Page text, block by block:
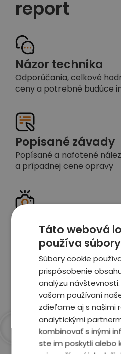
report
Názor technika
Odporúčania, celkové
ceny a potrebné budúce
Popísané závady
Popísané a nafotené
a prípadnej cene opravy
Celé auto z exteriéru aj
vrátane závad a poškodení
Zobraziť report
Táto webová
používa
Súbory cookie
prispôsobenie
analýzu
vašom používaní
zdieľame aj s našimi
analytickými
kombinovať s inými
ste im poskytli alebo